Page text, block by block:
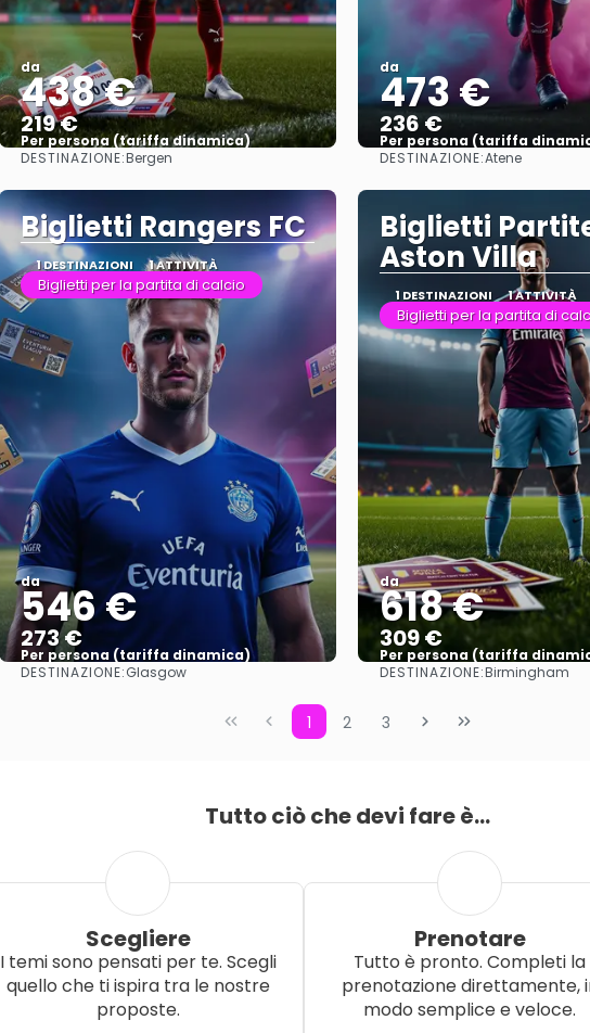
da
438 €
219 €
Per persona (tariffa dinamica)
Vedere di più
DESTINAZIONE:Bergen
da
473 €
236 €
Per persona (tariffa
Vedere di più
DESTINAZIONE:Atene
Biglietti Rangers FC
1 DESTINAZIONI 1 ATTIVITÀ
Biglietti per la partita di calcio
da
546 €
273 €
Per persona (tariffa dinamica)
Vedere di più
DESTINAZIONE:Glasgow
Biglietti
Aston Villa
1 DESTINAZIONI 1 ATTIVITÀ
Biglietti per la partita di
da
618 €
309 €
Per persona (tariffa
Vedere di più
DESTINAZIONE:Birmingham
1 2 3
Tutto ciò che devi fare è...
Scegliere
I temi sono pensati per te. Scegli
quello che ti ispira tra le nostre
proposte.
Prenotare
Tutto è pronto. Completi la
prenotazione direttamente,
modo semplice e veloce.